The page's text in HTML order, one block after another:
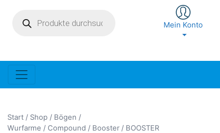
search
Mein Konto
Start / Shop / Bögen /
Wurfarme / Compound / Booster / BOOSTER